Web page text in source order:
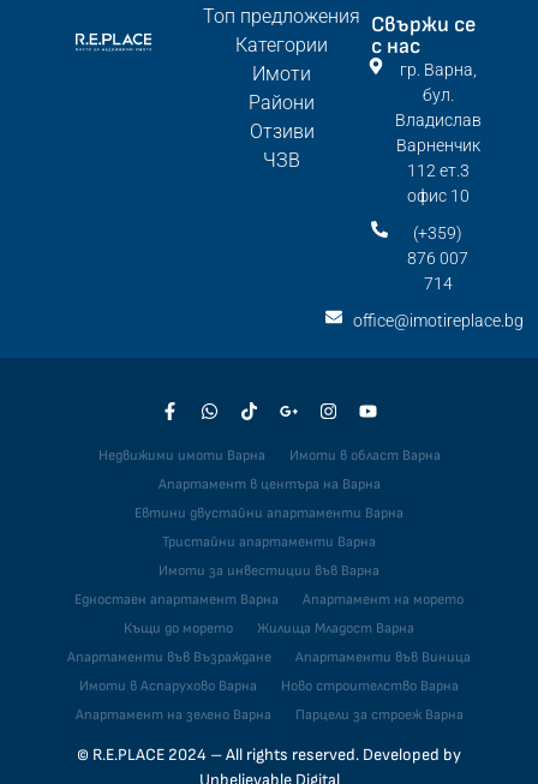
Топ предложения
Категории
Имоти
Райони
Отзиви
ЧЗВ
Свържи се
с нас
гр. Варна,
бул.
Владислав
Варненчик
112 ет.3
офис 10
(+359)
876 007
714
office@imotireplace.bg
© R.E.PLACE 2024 – All rights reserved. Developed by
Недвижими имоти Варна
Имоти в област Варна
Апартамент в центъра на Варна
Евтини двустайни апартаменти Варна
Тристайни апартаменти Варна
Имоти за инвестиции във Варна
Едностаен апартамент Варна
Апартамент на морето
Къщи до морето
Жилища Младост Варна
Апартаменти във Възраждане
Апартаменти във Виница
Имоти в Аспарухово Варна
Ново строителство Варна
Апартамент на зелено Варна
Парцели за строеж Варна